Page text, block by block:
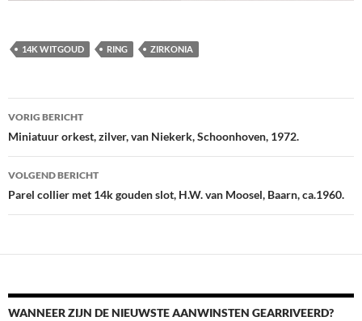
14K WITGOUD RING ZIRKONIA
Berichtnavigatie
VORIG BERICHT
Miniatuur orkest, zilver, van Niekerk, Schoonhoven, 1972.
VOLGEND BERICHT
Parel collier met 14k gouden slot, H.W. van Moosel, Baarn, ca.1960.
WANNEER ZIJN DE NIEUWSTE AANWINSTEN GEARRIVEERD?